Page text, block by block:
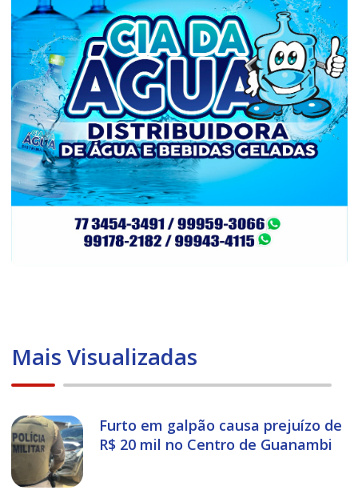
Mais Visualizadas
Furto em galpão causa prejuízo de
R$ 20 mil no Centro de Guanambi